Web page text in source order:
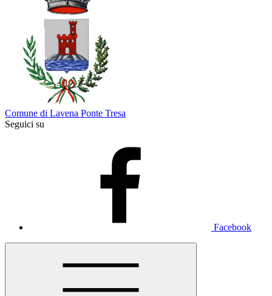
Comune di Lavena Ponte Tresa
Seguici su
Facebook